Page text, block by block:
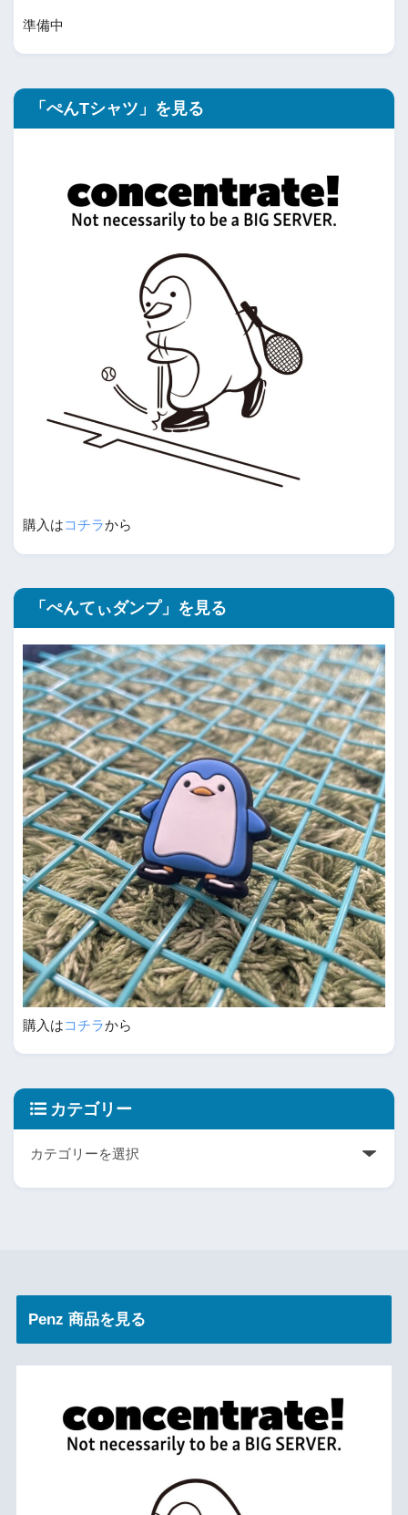
準備中
「ぺんTシャツ」を見る
購入はコチラから
「ぺんてぃダンプ」を見る
購入はコチラから
カテゴリー
Penz 商品を見る